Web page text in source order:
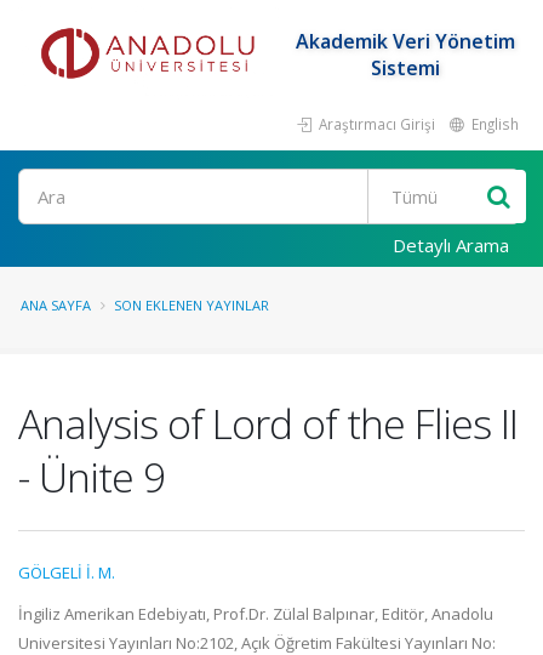
Akademik Veri Yönetim
Sistemi
Araştırmacı Girişi English
Ara
Detaylı Arama
ANA SAYFA SON EKLENEN YAYINLAR
Analysis of Lord of the Flies II
- Ünite 9
GÖLGELİ İ. M.
İngiliz Amerikan Edebiyatı, Prof.Dr. Zülal Balpınar, Editör, Anadolu
Universitesi Yayınları No:2102, Açık Öğretim Fakültesi Yayınları No: